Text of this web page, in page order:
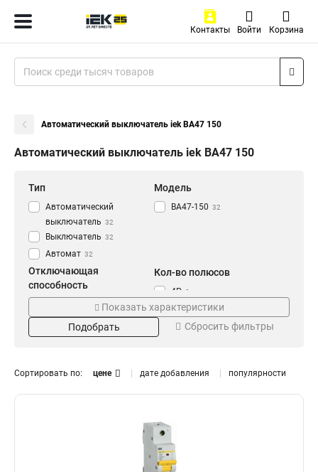
Контакты Войти Корзина
Автоматический выключатель iek ВА47 150
Автоматический выключатель iek ВА47 150
Тип
Автоматический
выключатель 32
Выключатель 32
Автомат 32
Модель
ВА47-150 32
Отключающая
способность
Кол-во полюсов
4Р 8
3Р 8
2Р 8
C
D 16
80А
63А 8
Показать характеристики
Подобрать
Сбросить фильтры
Сортировать по: цене дате добавления популярности